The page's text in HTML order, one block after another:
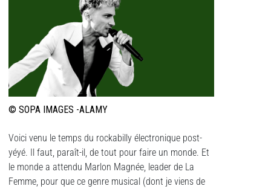
© SOPA IMAGES -ALAMY
Voici venu le temps du rockabilly électronique post-
yéyé. Il faut, paraît-il, de tout pour faire un monde. Et
le monde a attendu Marlon Magnée, leader de La
Femme, pour que ce genre musical (dont je viens de